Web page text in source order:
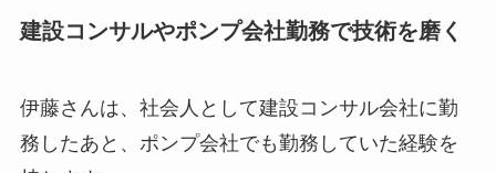
建設コンサルやポンプ会社勤務で技術を磨く
伊藤さんは、社会人として建設コンサル会社に勤
務したあと、ポンプ会社でも勤務していた経験を